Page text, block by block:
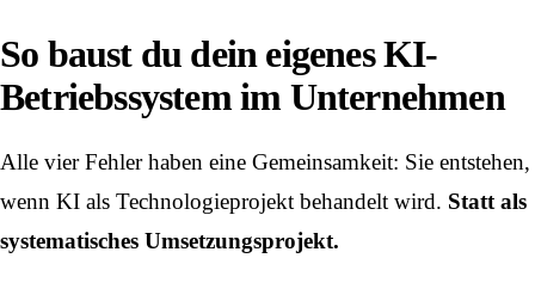
So baust du dein eigenes KI-
Betriebssystem im Unternehmen
Alle vier Fehler haben eine Gemeinsamkeit: Sie entstehen,
wenn KI als Technologieprojekt behandelt wird. Statt als
systematisches Umsetzungsprojekt.